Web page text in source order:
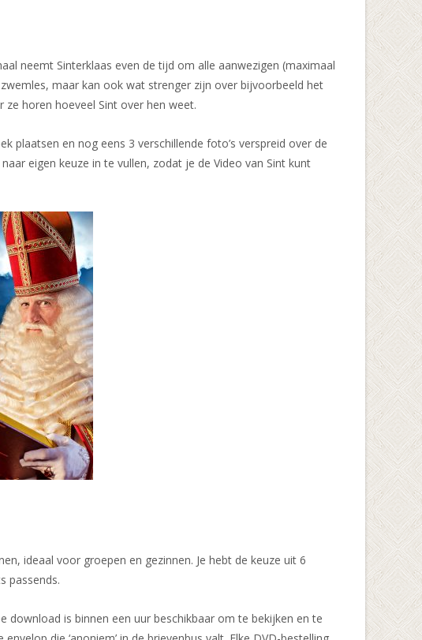
neemt Sinterklaas even de tijd om alle aanwezigen (maximaal
maar kan ook wat strenger zijn over bijvoorbeeld het
horen hoeveel Sint over hen weet.
en nog eens 3 verschillende foto’s verspreid over de
eigen keuze in te vullen, zodat je de Video van Sint kunt
ideaal voor groepen en gezinnen. Je hebt de keuze uit 6
passends.
download is binnen een uur beschikbaar om te bekijken en te